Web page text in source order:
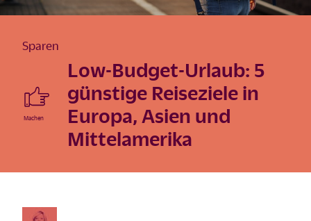
istock/Ridofranz /2021
Sparen
Low-Budget-Urlaub: 5
günstige Reiseziele in
Europa, Asien und
Mittelamerika